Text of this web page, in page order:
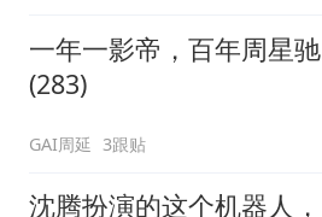
一年一影帝，百年周星驰
(283)
GAI周延 3跟贴
沈腾扮演的这个机器人，